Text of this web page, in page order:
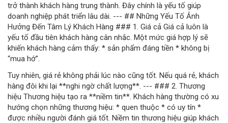
trở thành khách hàng trung thành. Đây chính là yếu tố giúp
doanh nghiệp phát triển lâu dài. --- ## Những Yếu Tố Ảnh
Hưởng Đến Tâm Lý Khách Hàng ### 1. Giá cả Giá cả luôn là
yếu tố đầu tiên khách hàng cân nhắc. Một mức giá hợp lý sẽ
khiến khách hàng cảm thấy: * sản phẩm đáng tiền * không bị
“mua hớ”.
Tuy nhiên, giá rẻ không phải lúc nào cũng tốt. Nếu quá rẻ, khách
hàng đôi khi lại **nghi ngờ chất lượng**. --- ### 2. Thương
hiệu Thương hiệu tạo ra **niềm tin**. Khách hàng thường có xu
hướng chọn những thương hiệu: * quen thuộc * có uy tín *
được nhiều người đánh giá tốt. Niềm tin thương hiệu giúp khách